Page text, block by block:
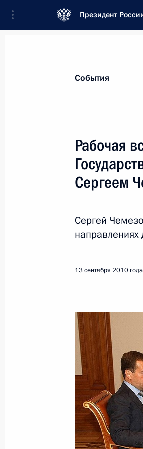
Президент
События
Рабочая
Сергеем
Сергей
направлениях
13 сентября 2010 года